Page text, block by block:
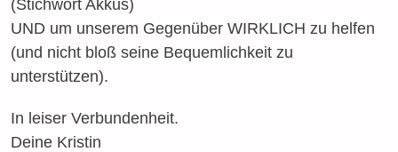
(Stichwort Akkus)
UND um unserem Gegenüber WIRKLICH zu helfen
(und nicht bloß seine Bequemlichkeit zu
unterstützen).
In leiser Verbundenheit.
Deine Kristin